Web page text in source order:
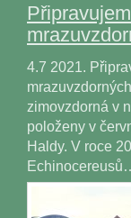
4.7 2021.
zimovzdorná v
položeny v
Haldy. V roce